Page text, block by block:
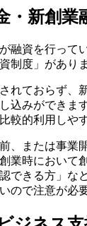
・新創業
融資を行って
制度」がありま
れておらず、
込みができます
較的利用しや
、または事業
業時において
できる方」な
ので注意が必